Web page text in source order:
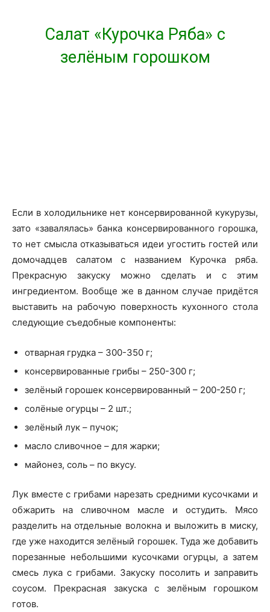
Салат «Курочка Ряба» с
зелёным горошком
Если в холодильнике нет консервированной кукурузы,
зато «завалялась» банка консервированного горошка,
то нет смысла отказываться идеи угостить гостей или
домочадцев салатом с названием Курочка ряба.
Прекрасную закуску можно сделать и с этим
ингредиентом. Вообще же в данном случае придётся
выставить на рабочую поверхность кухонного стола
следующие съедобные компоненты:
отварная грудка – 300-350 г;
консервированные грибы – 250-300 г;
зелёный горошек консервированный – 200-250 г;
солёные огурцы – 2 шт.;
зелёный лук – пучок;
масло сливочное – для жарки;
майонез, соль – по вкусу.
Лук вместе с грибами нарезать средними кусочками и
обжарить на сливочном масле и остудить. Мясо
разделить на отдельные волокна и выложить в миску,
где уже находится зелёный горошек. Туда же добавить
порезанные небольшими кусочками огурцы, а затем
смесь лука с грибами. Закуску посолить и заправить
соусом. Прекрасная закуска с зелёным горошком
готов.